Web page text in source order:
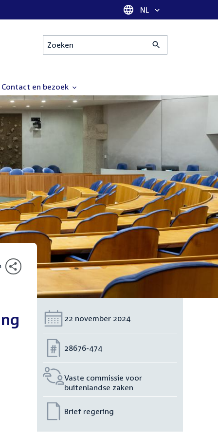
Taal selectie
NL
Zoeken
Contact en bezoek
Datum:
22 november 2024
Nummer:
28676-474
Vaste commissie voor
buitenlandse zaken
Brief regering